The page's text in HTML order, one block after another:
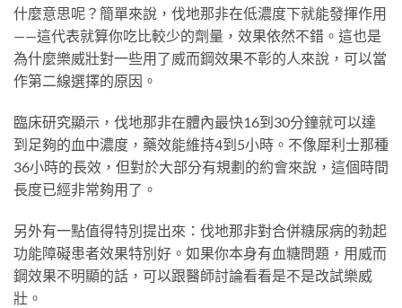
什麼意思呢？簡單來說，伐地那非在低濃度下就能發揮作用
——這代表就算你吃比較少的劑量，效果依然不錯。這也是
為什麼樂威壯對一些用了威而鋼效果不彰的人來說，可以當
作第二線選擇的原因。
臨床研究顯示，伐地那非在體內最快16到30分鐘就可以達
到足夠的血中濃度，藥效能維持4到5小時。不像犀利士那種
36小時的長效，但對於大部分有規劃的約會來說，這個時間
長度已經非常夠用了。
另外有一點值得特別提出來：伐地那非對合併糖尿病的勃起
功能障礙患者效果特別好。如果你本身有血糖問題，用威而
鋼效果不明顯的話，可以跟醫師討論看看是不是改試樂威
壯。